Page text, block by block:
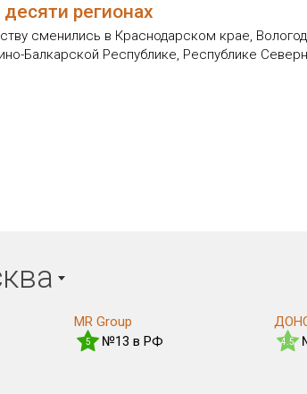
регионах
сменились в Краснодарском крае,
Балкарской Республике, Республике
MR Group
5 №13 в РФ 4.5